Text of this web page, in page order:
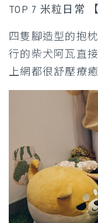
TOP 7 米粒日常
四隻腳造型的抱
行的柴犬阿瓦直
上網都很舒壓療癒